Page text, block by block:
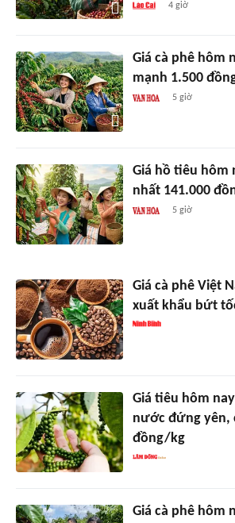
4 giờ
Giá cà phê hôm
mạnh 1.500
5 giờ
Giá hồ tiêu hôm
nhất 141.000
5 giờ
Giá cà phê Việt
xuất khẩu bứt
Giá tiêu hôm
nước đứng yên,
đồng/kg
Giá cà phê hôm